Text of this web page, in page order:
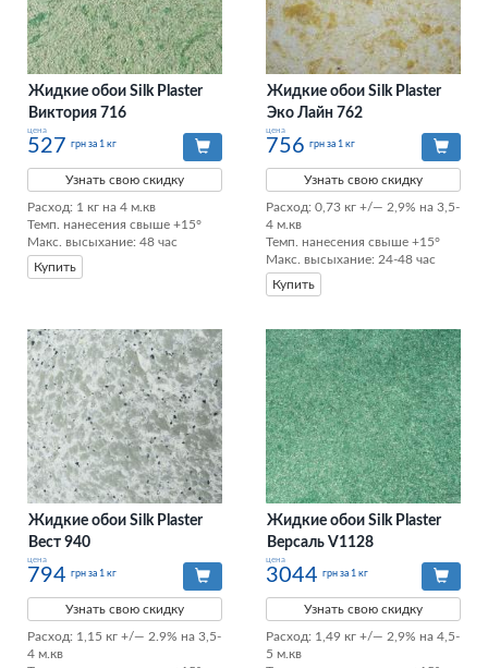
Жидкие обои Silk Plaster
Виктория 716
цена
527 грн за 1 кг
Узнать свою скидку
Расход: 1 кг на 4 м.кв
Темп. нанесения свыше +15°
Макс. высыхание: 48 час
Купить
Жидкие обои Silk Plaster
Эко Лайн 762
цена
756 грн за 1 кг
Узнать свою скидку
Расход: 0,73 кг +/— 2,9% на 3,5-
4 м.кв
Темп. нанесения свыше +15°
Макс. высыхание: 24-48 час
Купить
Жидкие обои Silk Plaster
Вест 940
цена
794 грн за 1 кг
Узнать свою скидку
Расход: 1,15 кг +/— 2.9% на 3,5-
4 м.кв
Жидкие обои Silk Plaster
Версаль V1128
цена
3044 грн за 1 кг
Узнать свою скидку
Расход: 1,49 кг +/— 2,9% на 4,5-
5 м.кв